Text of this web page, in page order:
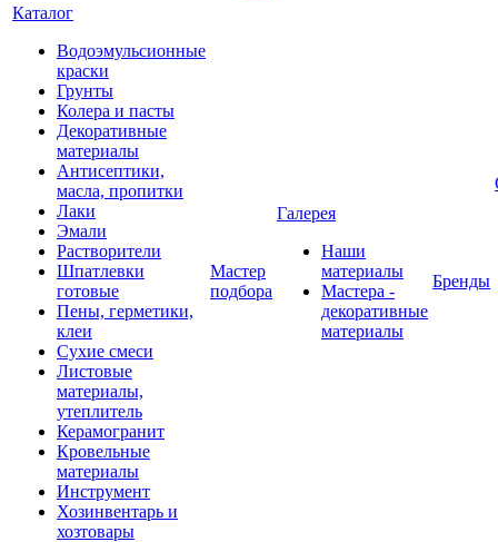
Каталог
Водоэмульсионные
краски
Грунты
Колера и пасты
Декоративные
материалы
Антисептики,
масла, пропитки
Лаки
Эмали
Растворители
Шпатлевки
готовые
Пены, герметики,
клеи
Сухие смеси
Листовые
материалы,
утеплитель
Керамогранит
Кровельные
материалы
Инструмент
Хозинвентарь и
хозтовары
Мастер
подбора
Галерея
Наши
материалы
Мастера -
декоративные
материалы
Бренды